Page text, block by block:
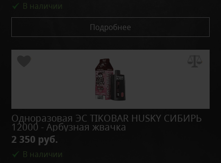
В наличии
Подробнее
Одноразовая ЭС TIKOBAR HUSKY СИБИРЬ
12000 - Арбузная жвачка
2 350 руб.
В наличии